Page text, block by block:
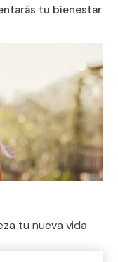
tu bienestar
tu nueva vida